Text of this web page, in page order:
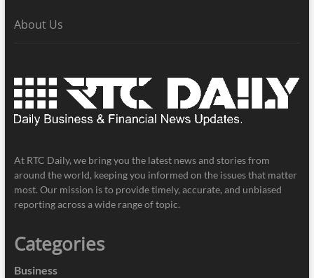
About Us
At RTC Daily, we bring you the latest news and stories from
around the world, keeping you informed on the issues that matter
most. Our mission is to provide timely, accurate, and unbiased
reporting across a wide range of topic.
Categories
Business